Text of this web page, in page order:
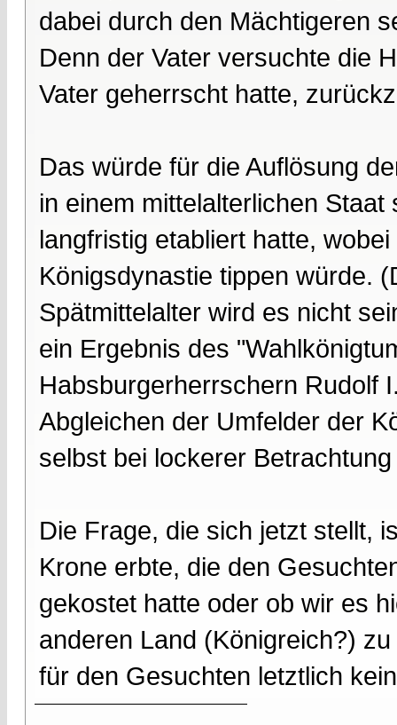
dabei durch den Mächtigeren
Denn der Vater versuchte die
Vater geherrscht hatte,
Das würde für die Auflösung
in einem mittelalterlichen
langfristig etabliert hatte,
Königsdynastie tippen würde.
Spätmittelalter wird es nicht
ein Ergebnis des
Habsburgerherrschern Rudolf
Abgleichen der Umfelder der
selbst bei lockerer
Die Frage, die sich jetzt stellt,
Krone erbte, die den
gekostet hatte oder ob wir es
anderen Land (Königreich?)
für den Gesuchten letztlich